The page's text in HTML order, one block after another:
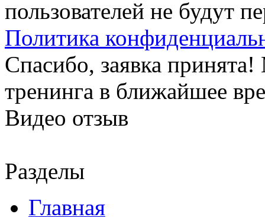
пользователей не будут
Политика
Спасибо, заявка
тренинга в ближайшее
Видео отзыв
Разделы
Главная